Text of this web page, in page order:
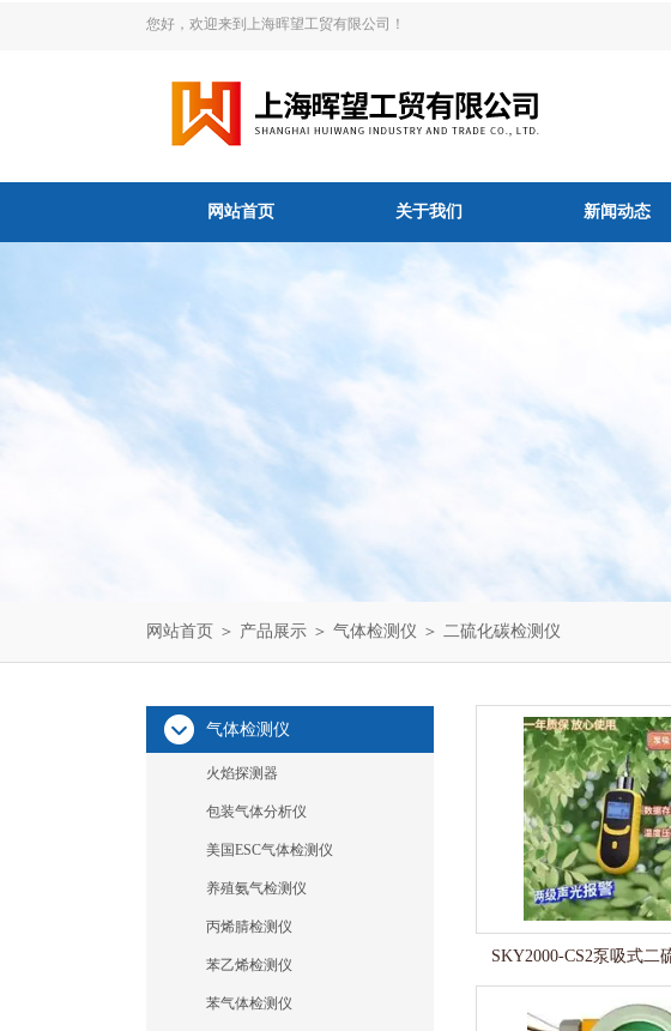
您好，欢迎来到上海晖望工贸有限公司！
网站首页 关于我们 新闻动态
网站首页 ＞ 产品展示 ＞ 气体检测仪 ＞ 二硫化碳检测仪
气体检测仪
火焰探测器
包装气体分析仪
美国ESC气体检测仪
养殖氨气检测仪
丙烯腈检测仪
苯乙烯检测仪
苯气体检测仪
SKY2000-CS2泵吸式二